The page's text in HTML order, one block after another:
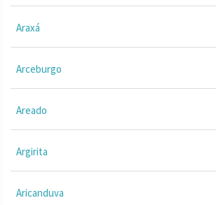
Araxá
Arceburgo
Areado
Argirita
Aricanduva